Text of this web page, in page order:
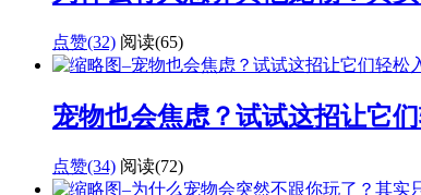
点赞(32) 阅读(65)
宠物也会焦虑？试试这招让它
点赞(34) 阅读(72)